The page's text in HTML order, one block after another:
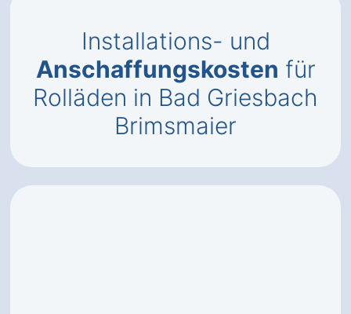
Installations- und
Anschaffungskosten für
Rolläden in Bad Griesbach
Brimsmaier